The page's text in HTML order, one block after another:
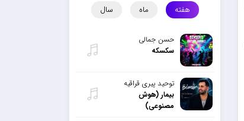
هفته ماه سال
حسن جمالی
سکسکه
توحید پیری قراقیه
بیمار (هوش
مصنوعی)